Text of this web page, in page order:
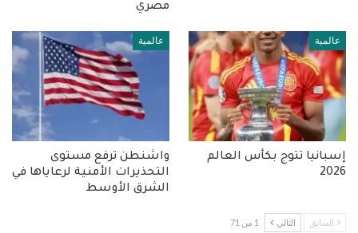
مصري
عالمية
إسبانيا تتوج بكأس العالم
2026
عالمية
واشنطن ترفع مستوى
التحذيرات الأمنية لرعاياها في
الشرق الأوسط
السابق التالي 1 من 71